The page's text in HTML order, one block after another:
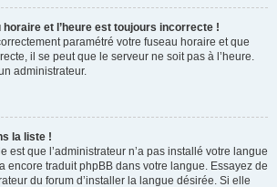
horaire et l’heure est toujours incorrecte !
paramétré votre fuseau horaire et que
il se peut que le serveur ne soit pas à l’heure.
administrateur.
la liste !
est que l’administrateur n’a pas installé votre langue
encore traduit phpBB dans votre langue. Essayez de
du forum d’installer la langue désirée. Si elle